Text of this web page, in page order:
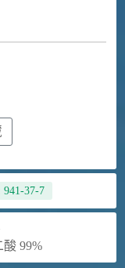
941-37-7
99%